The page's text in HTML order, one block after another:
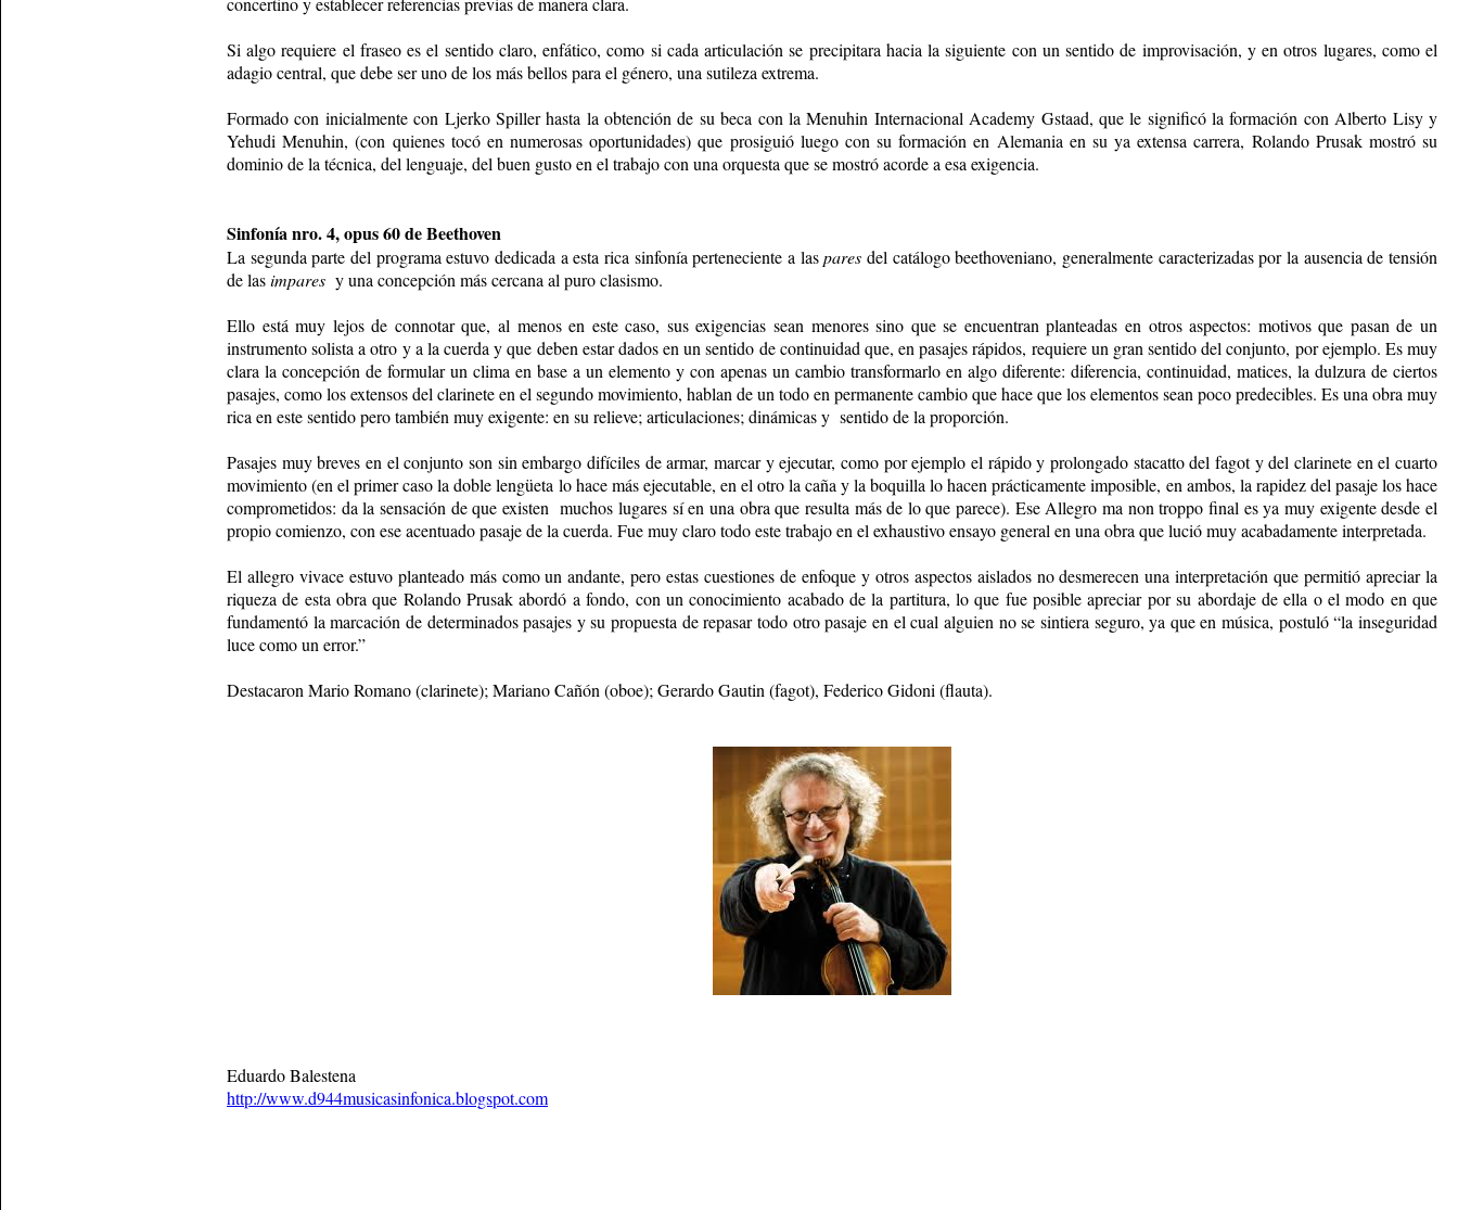
Si algo requiere el fraseo es el sentido claro, enfático, como si cada articulación se precipitara hacia la siguiente con un sentido de improvisación, y en otros lugares, como el
adagio central, que debe ser uno de los más bellos para el género, una sutileza extrema.
Formado con inicialmente con Ljerko Spiller hasta la obtención de su beca con la Menuhin Internacional Academy Gstaad, que le significó la formación con Alberto Lisy y
Yehudi Menuhin, (con quienes tocó en numerosas oportunidades) que prosiguió luego con su formación en Alemania en su ya extensa carrera, Rolando Prusak mostró su
dominio de la técnica, del lenguaje, del buen gusto en el trabajo con una orquesta que se mostró acorde a esa exigencia.
Sinfonía nro. 4, opus 60 de Beethoven
La segunda parte del programa estuvo dedicada a esta rica sinfonía perteneciente a lasparesdel catálogo beethoveniano, generalmente caracterizadas por la ausencia de tensión
de lasimpares y una concepción más cercana al puro clasismo.
Ello está muy lejos de connotar que, al menos en este caso, sus exigencias sean menores sino que se encuentran planteadas en otros aspectos: motivos que pasan de un
instrumento solista a otro y a la cuerda y que deben estar dados en un sentido de continuidad que, en pasajes rápidos, requiere un gran sentido del conjunto, por ejemplo. Es muy
clara la concepción de formular un clima en base a un elemento y con apenas un cambio transformarlo en algo diferente: diferencia, continuidad, matices, la dulzura de ciertos
pasajes, como los extensos del clarinete en el segundo movimiento, hablan de un todo en permanente cambio que hace que los elementos sean poco predecibles. Es una obra muy
rica en este sentido pero también muy exigente: en su relieve; articulaciones; dinámicas y sentido de la proporción.
Pasajes muy breves en el conjunto son sin embargo difíciles de armar, marcar y ejecutar, como por ejemplo el rápido y prolongado stacatto del fagot y del clarinete en el cuarto
movimiento (en el primer caso la doble lengüeta lo hace más ejecutable, en el otro la caña y la boquilla lo hacen prácticamente imposible, en ambos, la rapidez del pasaje los hace
comprometidos: da la sensación de que existen muchos lugares sí en una obra que resulta más de lo que parece). Ese Allegro ma non troppo final es ya muy exigente desde el
propio comienzo, con ese acentuado pasaje de la cuerda. Fue muy claro todo este trabajo en el exhaustivo ensayo general en una obra que lució muy acabadamente interpretada.
El allegro vivace estuvo planteado más como un andante, pero estas cuestiones de enfoque y otros aspectos aislados no desmerecen una interpretación que permitió apreciar la
riqueza de esta obra que Rolando Prusak abordó a fondo, con un conocimiento acabado de la partitura, lo que fue posible apreciar por su abordaje de ella o el modo en que
fundamentó la marcación de determinados pasajes y su propuesta de repasar todo otro pasaje en el cual alguien no se sintiera seguro, ya que en música, postuló “la inseguridad
luce como un error.”
Destacaron Mario Romano (clarinete); Mariano Cañón (oboe); Gerardo Gautin (fagot), Federico Gidoni (flauta).
Eduardo Balestena
http://www.d944musicasinfonica.blogspot.com